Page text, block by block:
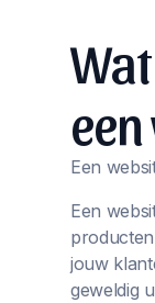
Een
Een
jouw
geweldig